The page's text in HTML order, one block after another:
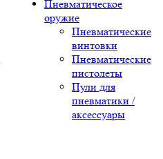
Пневматическое
оружие
Пневматические
винтовки
Пневматические
пистолеты
Пули для
пневматики /
аксессуары